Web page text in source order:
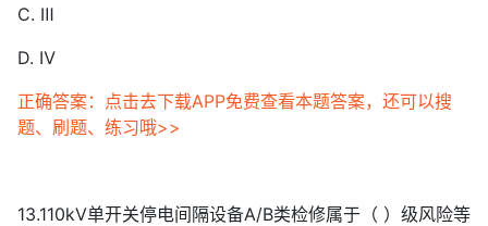
C. Ⅲ
D. Ⅳ
正确答案：点击去下载APP免费查看本题答案，还可以搜
题、刷题、练习哦>>
13.110kV单开关停电间隔设备A/B类检修属于（ ）级风险等